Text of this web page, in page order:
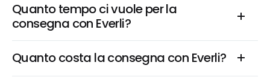
Quanto tempo ci vuole per la
consegna con Everli?
Quanto costa la consegna con Everli?